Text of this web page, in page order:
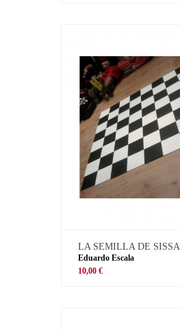
LA SEMILLA DE SISSA
Eduardo Escala
10,00 €